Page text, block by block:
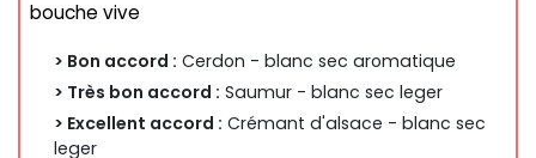
bouche vive
> Bon accord : Cerdon - blanc sec aromatique
> Très bon accord : Saumur - blanc sec leger
> Excellent accord : Crémant d'alsace - blanc sec
leger